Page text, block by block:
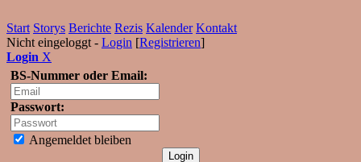
Start Storys Berichte Rezis Kalender Kontakt
Nicht eingeloggt - Login [Registrieren]
Login X
BS-Nummer oder Email:
Passwort:
Angemeldet bleiben